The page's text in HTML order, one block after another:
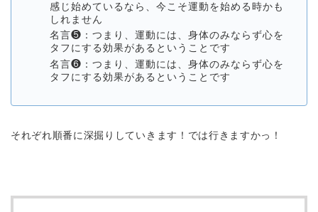
感じ始めているなら、今こそ運動を始める時かも
しれません
名言❺：つまり、運動には、身体のみならず心を
タフにする効果があるということです
名言❻：つまり、運動には、身体のみならず心を
タフにする効果があるということです
それぞれ順番に深掘りしていきます！では行きますかっ！